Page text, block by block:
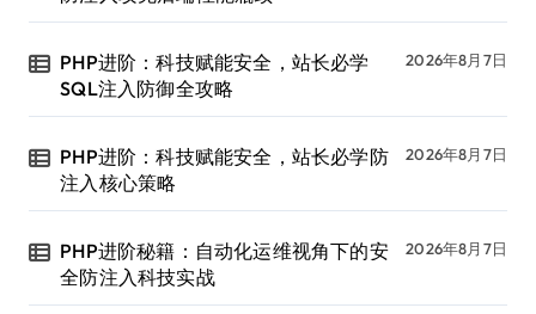
PHP进阶：科技赋能安全，站长必学
SQL注入防御全攻略
2026年8月7日
PHP进阶：科技赋能安全，站长必学防
注入核心策略
2026年8月7日
PHP进阶秘籍：自动化运维视角下的安
全防注入科技实战
2026年8月7日